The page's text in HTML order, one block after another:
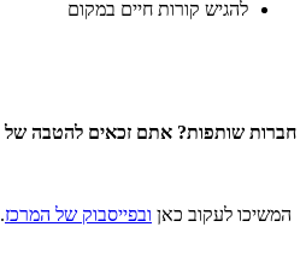
להגיש קורות חיים במקום
חברות שותפות? אתם זכאים להטבה של 10% הנחה.
המשיכו לעקוב כאן ובפייסבוק של המרכז.